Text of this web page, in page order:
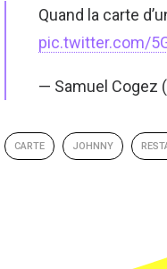
Quand la carte
pic.twitter.com/
— Samuel Cogez
CARTE JOHNNY